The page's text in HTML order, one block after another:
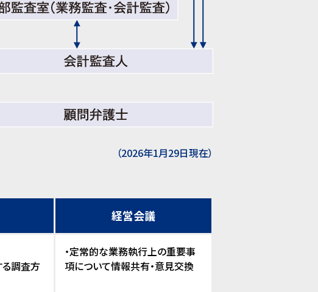
（2026年1月29日現在）
経営会議
る調査方
・定常的な業務執行上の重要事
項について情報共有・意見交換